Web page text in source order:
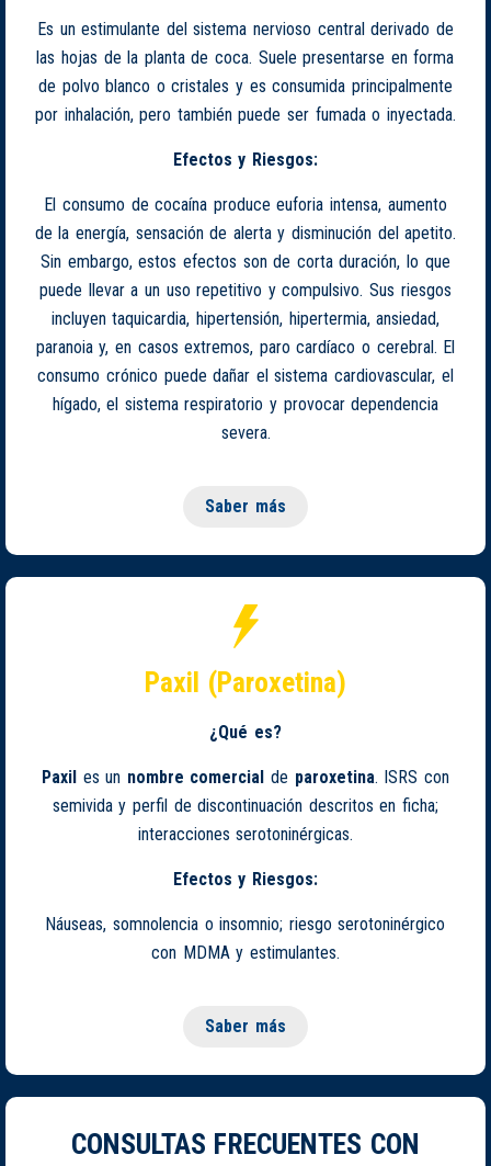
Es un estimulante del sistema nervioso central derivado de
las hojas de la planta de coca. Suele presentarse en forma
de polvo blanco o cristales y es consumida principalmente
por inhalación, pero también puede ser fumada o inyectada.
Efectos y Riesgos:
El consumo de cocaína produce euforia intensa, aumento
de la energía, sensación de alerta y disminución del apetito.
Sin embargo, estos efectos son de corta duración, lo que
puede llevar a un uso repetitivo y compulsivo. Sus riesgos
incluyen taquicardia, hipertensión, hipertermia, ansiedad,
paranoia y, en casos extremos, paro cardíaco o cerebral. El
consumo crónico puede dañar el sistema cardiovascular, el
hígado, el sistema respiratorio y provocar dependencia
severa.
Saber más
Paxil (Paroxetina)
¿Qué es?
Paxil es un nombre comercial de paroxetina. ISRS con
semivida y perfil de discontinuación descritos en ficha;
interacciones serotoninérgicas.
Efectos y Riesgos:
Náuseas, somnolencia o insomnio; riesgo serotoninérgico
con MDMA y estimulantes.
Saber más
CONSULTAS FRECUENTES CON